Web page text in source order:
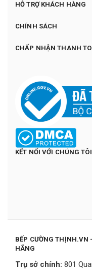
HỖ TRỢ KHÁCH HÀNG
CHÍNH SÁCH
CHẤP NHẬN THANH
KẾT NỐI VỚI CHÚNG TÔI
BẾP CƯỜNG THỊNH.VN
HÃNG
Trụ sở chính: 801